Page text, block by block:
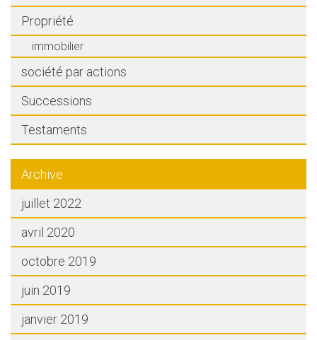
Propriété
immobilier
société par actions
Successions
Testaments
Archive
juillet 2022
avril 2020
octobre 2019
juin 2019
janvier 2019